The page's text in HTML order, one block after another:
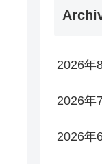
2026年
2026年
2026年